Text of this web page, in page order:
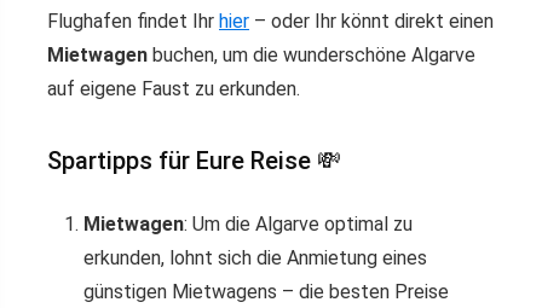
Flughafen findet Ihr hier – oder Ihr könnt direkt einen
Mietwagen buchen, um die wunderschöne Algarve
auf eigene Faust zu erkunden.
Spartipps für Eure Reise 💸
Mietwagen: Um die Algarve optimal zu
erkunden, lohnt sich die Anmietung eines
günstigen Mietwagens – die besten Preise